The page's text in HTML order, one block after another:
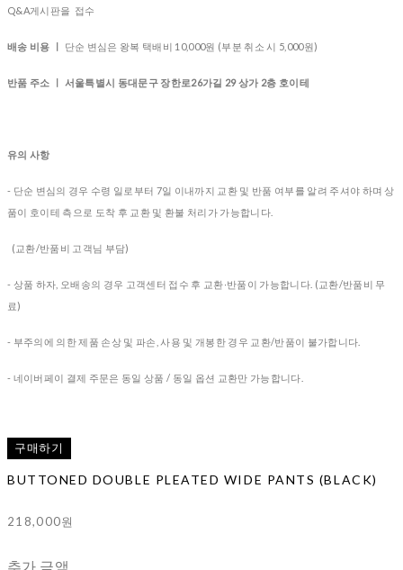
Q&A게시판을 접수
배송 비용 ㅣ 단순 변심은 왕복 택배비 10,000원 (부분 취소 시 5,000원)
반품 주소 ㅣ 서울특별시 동대문구 장한로26가길 29 상가 2층 호이테
유의 사항
- 단순 변심의 경우 수령 일로부터 7일 이내까지 교환 및 반품 여부를 알려 주셔야 하며 상
품이 호이테 측으로 도착 후 교환 및 환불 처리가 가능합니다.
(교환/반품비 고객님 부담)
- 상품 하자, 오배송의 경우 고객센터 접수 후 교환∙반품이 가능합니다. (교환/반품비 무
료)
- 부주의에 의한 제품 손상 및 파손, 사용 및 개봉한 경우 교환/반품이 불가합니다.
- 네이버페이 결제 주문은 동일 상품 / 동일 옵션 교환만 가능합니다.
구매하기
BUTTONED DOUBLE PLEATED WIDE PANTS (BLACK)
218,000원
추가 금액